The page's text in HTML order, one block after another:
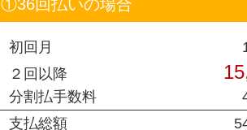
①36回払いの場合
初回月
２回以降
分割払手数料
支払総額